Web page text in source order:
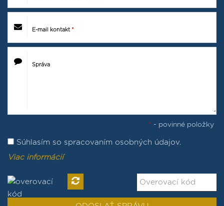
E-mail kontakt *
Správa
* - povinné položky
Súhlasím so spracovaním osobných údajov.
Viac informácií